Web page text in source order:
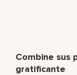
Combine sus
gratificante